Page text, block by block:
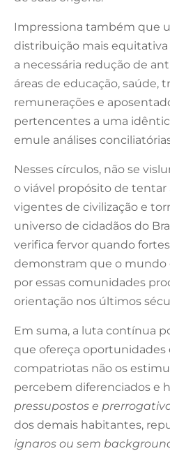
Impressiona também que
distribuição mais
a necessária redução de
áreas de educação, saúde,
remunerações e
pertencentes a uma
emule análises
Nesses círculos, não se
o viável propósito de tentar
vigentes de civilização e
universo de cidadãos do
verifica fervor quando
demonstram que o mundo
por essas comunidades
orientação nos últimos
Em suma, a luta contínua
que ofereça oportunidades
compatriotas não os
percebem diferenciados e
pressupostos e
dos demais habitantes,
ignaros ou sem